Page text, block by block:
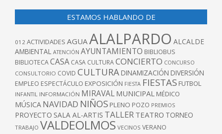
ESTAMOS HABLANDO DE
012 ACTIVIDADES AGUAALALPARDO ALCALDE
AMBIENTAL ATENCIÓN AYUNTAMIENTO BIBLIOBUS
BIBLIOTECACASA CASA CULTURACONCIERTO CONCURSO
CONSULTORIO COVID CULTURA DINAMIZACIÓN DIVERSIÓN
EMPLEO ESPECTÁCULO EXPOSICIÓN FIESTA FIESTAS FUTBOL
INFANTIL INFORMACIÓN MIRAVAL MUNICIPAL MÉDICO
MÚSICA NAVIDAD NIÑOS PLENO POZO PREMIOS
PROYECTO SALA AL-ARTIS TALLER TEATRO TORNEO
TRABAJO VALDEOLMOS VECINOS VERANO